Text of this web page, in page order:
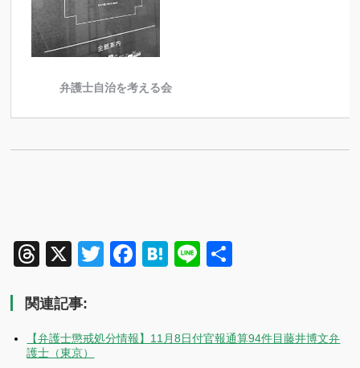
Threads
X TwitterFacebook
Hatena
Line
関連記事:
【弁護士懲戒処分情報】11月8日付官報通算94件目藤井博文弁
護士（東京）